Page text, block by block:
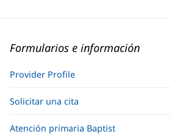
Formularios e información
Provider Profile
Solicitar una cita
Atención primaria Baptist